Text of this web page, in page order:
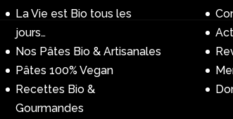
La Vie est Bio tous les
jours…
Nos Pâtes Bio & Artisanales
Pâtes 100% Vegan
Recettes Bio &
Gourmandes